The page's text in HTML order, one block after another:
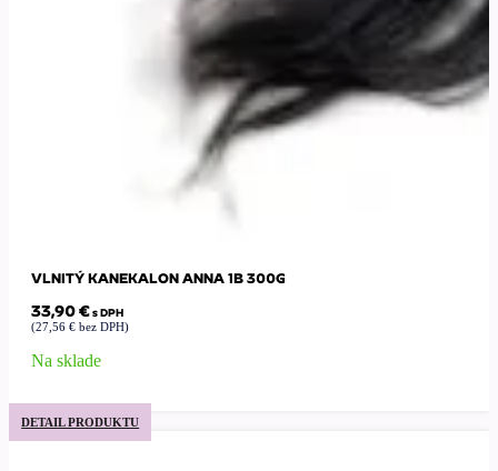
VLNITÝ KANEKALON ANNA 1B 300G
33,90€s DPH
(27,56 € bez DPH)
Na sklade
DETAIL PRODUKTU